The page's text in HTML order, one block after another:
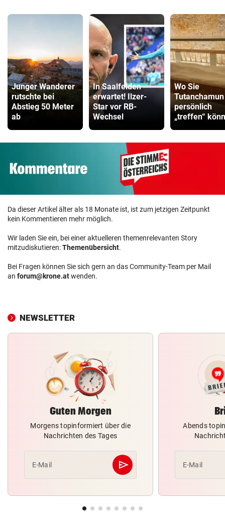
Junger Wanderer
rutschte bei
Abstieg 50 Meter
ab
In Saalfelden
erwartet! Ilzer-
Star vor RB-
Wechsel
Wo Sie
Tutanchamun
persönlich
„treffen“
Da dieser Artikel älter als 18 Monate ist, ist zum jetzigen Zeitpunkt
kein Kommentieren mehr möglich.
Wir laden Sie ein, bei einer aktuelleren themenrelevanten Story
mitzudiskutieren:Themenübersicht.
Bei Fragen können Sie sich gern an das Community-Team per Mail
an forum@krone.atwenden.
NEWSLETTER
Guten Morgen
Morgens topinformiert über die
Nachrichten des Tages
E-Mail send
Abschicken
Abends
E-Mail